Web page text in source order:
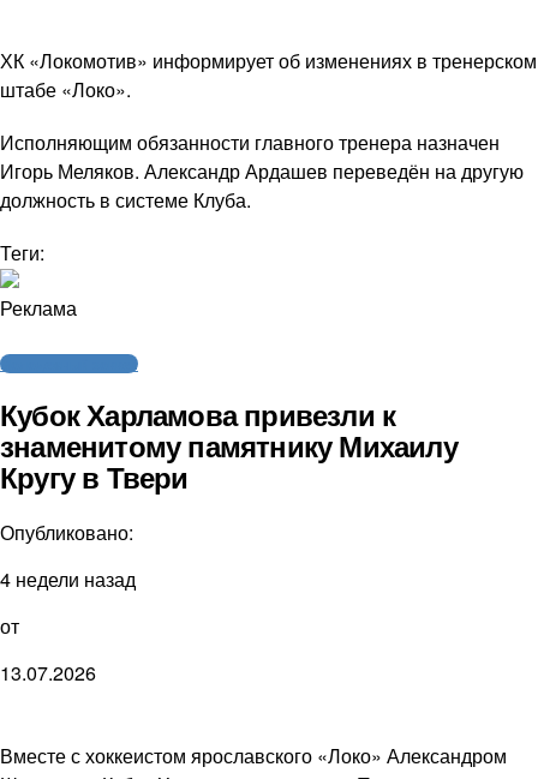
ХК «Локомотив» информирует об изменениях в тренерском
штабе «Локо».
Исполняющим обязанности главного тренера назначен
Игорь Меляков. Александр Ардашев переведён на другую
должность в системе Клуба.
Теги:
Реклама
Молодежный хоккей
Кубок Харламова привезли к
знаменитому памятнику Михаилу
Кругу в Твери
Опубликовано:
4 недели назад
от
13.07.2026
Вместе с хоккеистом ярославского «Локо» Александром